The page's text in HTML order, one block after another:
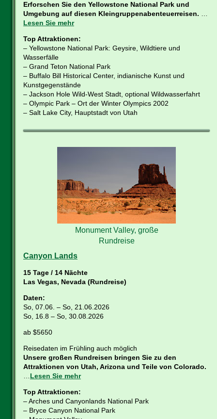
Erforschen Sie den Yellowstone National Park und
Umgebung auf diesen Kleingruppenabenteuerreisen.
Lesen Sie mehr
Top Attraktionen:
– Yellowstone National Park: Geysire, Wildtiere und
Wasserfälle
– Grand Teton National Park
– Buffalo Bill Historical Center, indianische Kunst und
Kunstgegenstände
– Jackson Hole Wild-West Stadt, optional Wildwasserfahrt
– Olympic Park – Ort der Winter Olympics 2002
– Salt Lake City, Hauptstadt von Utah
Monument Valley, große
Rundreise
Canyon Lands
15 Tage / 14 Nächte
Las Vegas, Nevada (Rundreise)
Daten:
So, 07.06. – So, 21.06.2026
So, 16.8 – So, 30.08.2026
ab $5650
Reisedaten im Frühling auch möglich
Unsere großen Rundreisen bringen Sie zu den
Attraktionen von Utah, Arizona und Teile von Colorado.
Lesen Sie mehr
Top Attraktionen:
– Arches und Canyonlands National Park
– Bryce Canyon National Park